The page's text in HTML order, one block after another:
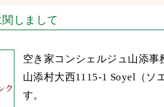
しまして
空き家コンシェルジュ山添
山添村大西1115-1 Soyel（ソ
す。